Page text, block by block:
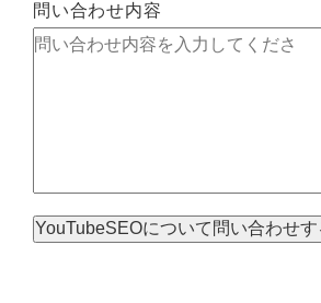
問い合わせ内容